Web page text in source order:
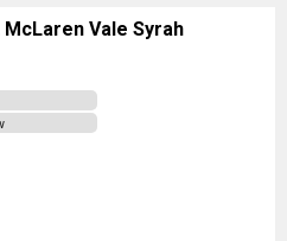
Vale Syrah